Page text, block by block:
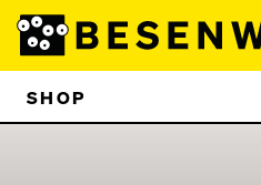
SHOP